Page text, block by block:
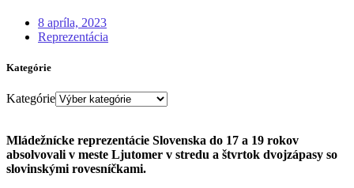
8 apríla, 2023
Reprezentácia
Kategórie
Kategórie
Mládežnícke reprezentácie Slovenska do 17 a 19 rokov
absolvovali v meste Ljutomer v stredu a štvrtok dvojzápasy so
slovinskými rovesníčkami.